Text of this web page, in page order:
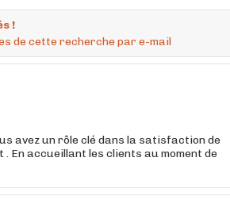
!
de cette recherche par e-mail
avez un rôle clé dans la satisfaction de
En accueillant les clients au moment de